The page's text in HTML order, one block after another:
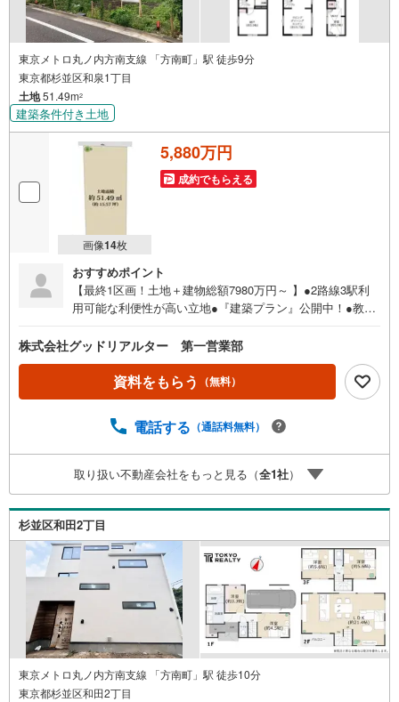
東京メトロ丸ノ内方南支線 「方南町」駅 徒歩9分
東京都杉並区和泉1丁目
土地51.49m2
建築条件付き土地
画像14枚
5,880万円
成約でもらえる
おすすめポイント
【最終1区画！土地＋建物総額7980万円～ 】●2路線3駅利
用可能な利便性が高い立地●『建築プラン』公開中！●教育
町」駅から「新宿」駅まで最短12分【土地売買契約締結
後、3か月以内に当社と建物の建築請負契約が締結されるこ
とを停止条件として販売します。この期間内に建物の建築
請負契約が締結されなかった場合には、土地売買契約は白
ます。】━━━━━━━━━━━━━━━━━━━━━━
やWEBだけではわからない情報もしっかりご説明させてい
ただきます。〇ご自宅やご指定の場所まで送迎も行ってお
豊富なスタッフがサポートいたします！〇土日祝日はもち
ろん、お仕事終わりの時間帯でもご案内いたします。当日
案内希望など、お気軽にお問合せください！【営業時間10:
00～19:00（定休日 火・水曜日）】お問い合わせお待ちし
ております！
株式会社グッドリアルター 第一営業部
資料をもらう （無料）
電話する （通話料無料）
取り扱い不動産会社をもっと見る（全1社）
杉並区和田2丁目
東京メトロ丸ノ内方南支線 「方南町」駅 徒歩10分
東京都杉並区和田2丁目